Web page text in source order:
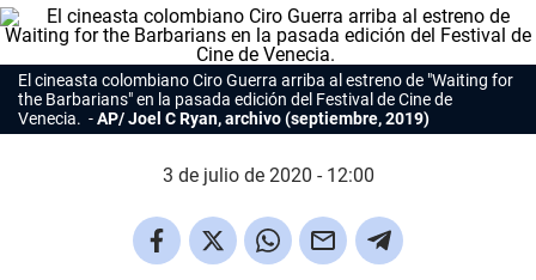
El cineasta colombiano Ciro Guerra arriba al estreno de "Waiting for
the Barbarians" en la pasada edición del Festival de Cine de
Venecia.
AP/ Joel C Ryan, archivo (septiembre, 2019)
3 de julio de 2020 - 12:00